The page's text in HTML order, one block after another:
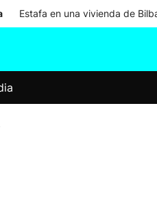
Estafa en una vivienda de